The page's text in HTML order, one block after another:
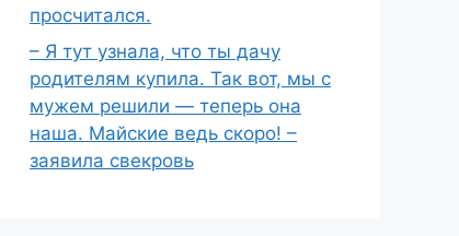
просчитался.
– Я тут узнала, что ты дачу
родителям купила. Так вот, мы с
мужем решили — теперь она
наша. Майские ведь скоро! –
заявила свекровь